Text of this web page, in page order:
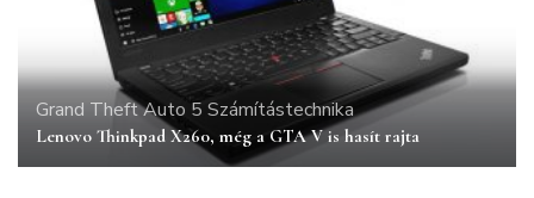
Grand Theft Auto 5 Számítástechnika
Lenovo Thinkpad X260, még a GTA V is hasít rajta